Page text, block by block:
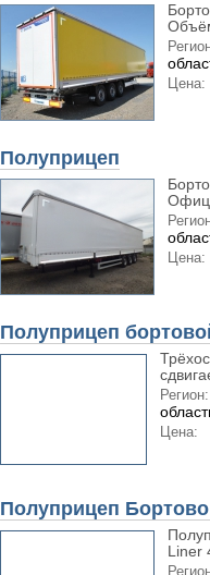
Цена:
Полуприцеп
Цена:
Полуприцеп
Регион:
Цена:
Полуприцеп
Liner